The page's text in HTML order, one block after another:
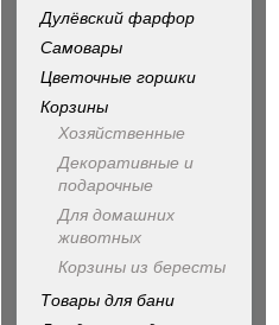
Дулёвский фарфор
Самовары
Цветочные горшки
Корзины
Хозяйственные
Декоративные и
подарочные
Для домашних
животных
Корзины из бересты
Товары для бани